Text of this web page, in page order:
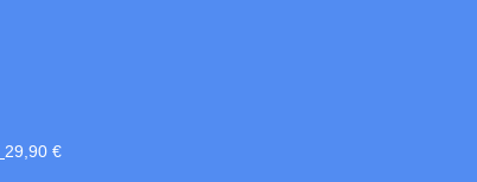
29,90 €